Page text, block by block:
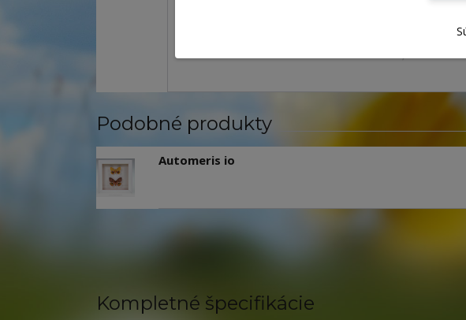
Podobné produkty
Automeris io
Kompletné špecifikácie